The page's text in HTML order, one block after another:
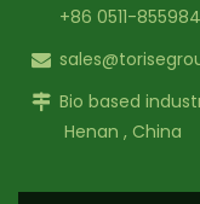
+86 0511-
Bio based
Henan , China